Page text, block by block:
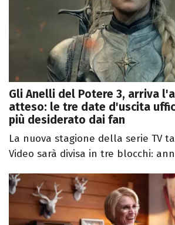
Gli Anelli del Potere 3, arriva
atteso: le tre date d'uscita
più desiderato dai fan
La nuova stagione della serie TV
Video sarà divisa in tre blocchi: